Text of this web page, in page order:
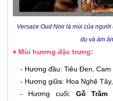
Versace Oud Noir là mùi của
dụ và ám
♦ Mùi hương đặc trưng:
- Hương đầu: Tiêu Đen,
- Hương giữa: Hoa Nghệ
- Hương cuối: Gỗ Trầm